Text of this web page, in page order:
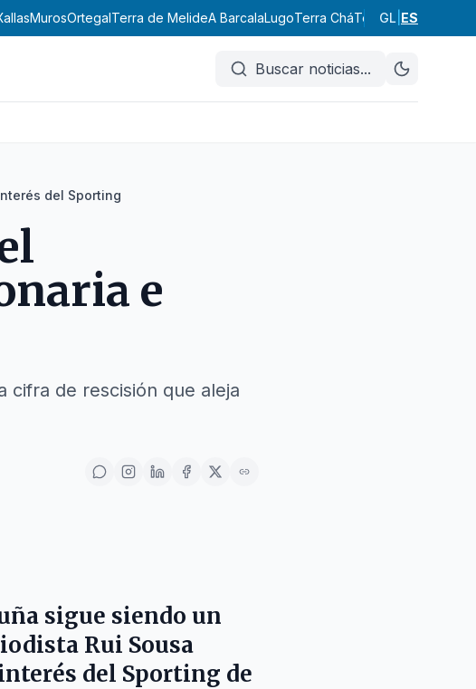
MurosOrtegalTerra de MelideA BarcalaLugoTerra CháTerra de Lemos
GL ES
Buscar noticias...
del Sporting
e
cifra de rescisión que aleja
sigue siendo un
Rui Sousa
del Sporting de